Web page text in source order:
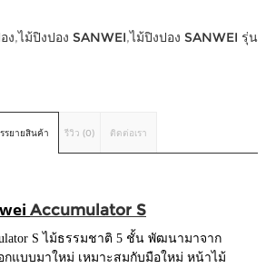
ง,ไม้ปิงปอง SANWEI,ไม้ปิงปอง SANWEI รุ่น
รยายสินค้า รีวิว (0) ติดต่อเรา
Accumulator S
S ไม้ธรรมชาติ 5 ชั้น พัฒนามาจาก
กแบบมาใหม่ เหมาะสมกับมือใหม่ หน้าไม้